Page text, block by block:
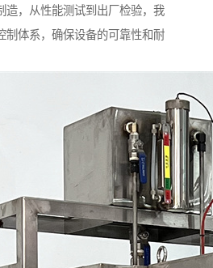
造，从性能测试到出厂检验，我
制体系，确保设备的可靠性和耐